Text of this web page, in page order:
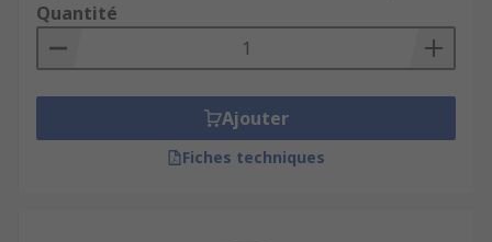
Quantité
Ajouter
Fiches techniques